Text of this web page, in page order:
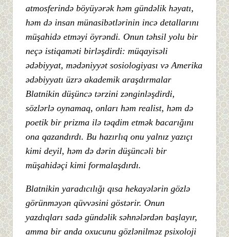
atmosferində böyüyərək həm gündəlik həyatı,
həm də insan münasibətlərinin incə detallarını
müşahidə etməyi öyrəndi. Onun təhsil yolu bir
neçə istiqaməti birləşdirdi: müqayisəli
ədəbiyyat, mədəniyyət sosiologiyası və Amerika
ədəbiyyatı üzrə akademik araşdırmalar
Blatnikin düşüncə tərzini zənginləşdirdi,
sözlərlə oynamaq, onları həm realist, həm də
poetik bir prizma ilə təqdim etmək bacarığını
ona qazandırdı. Bu hazırlıq onu yalnız yazıçı
kimi deyil, həm də dərin düşüncəli bir
müşahidəçi kimi formalaşdırdı.
Blatnikin yaradıcılığı qısa hekayələrin gözlə
görünməyən qüvvəsini göstərir. Onun
yazdıqları sadə gündəlik səhnələrdən başlayır,
amma bir anda oxucunu gözlənilməz psixoloji